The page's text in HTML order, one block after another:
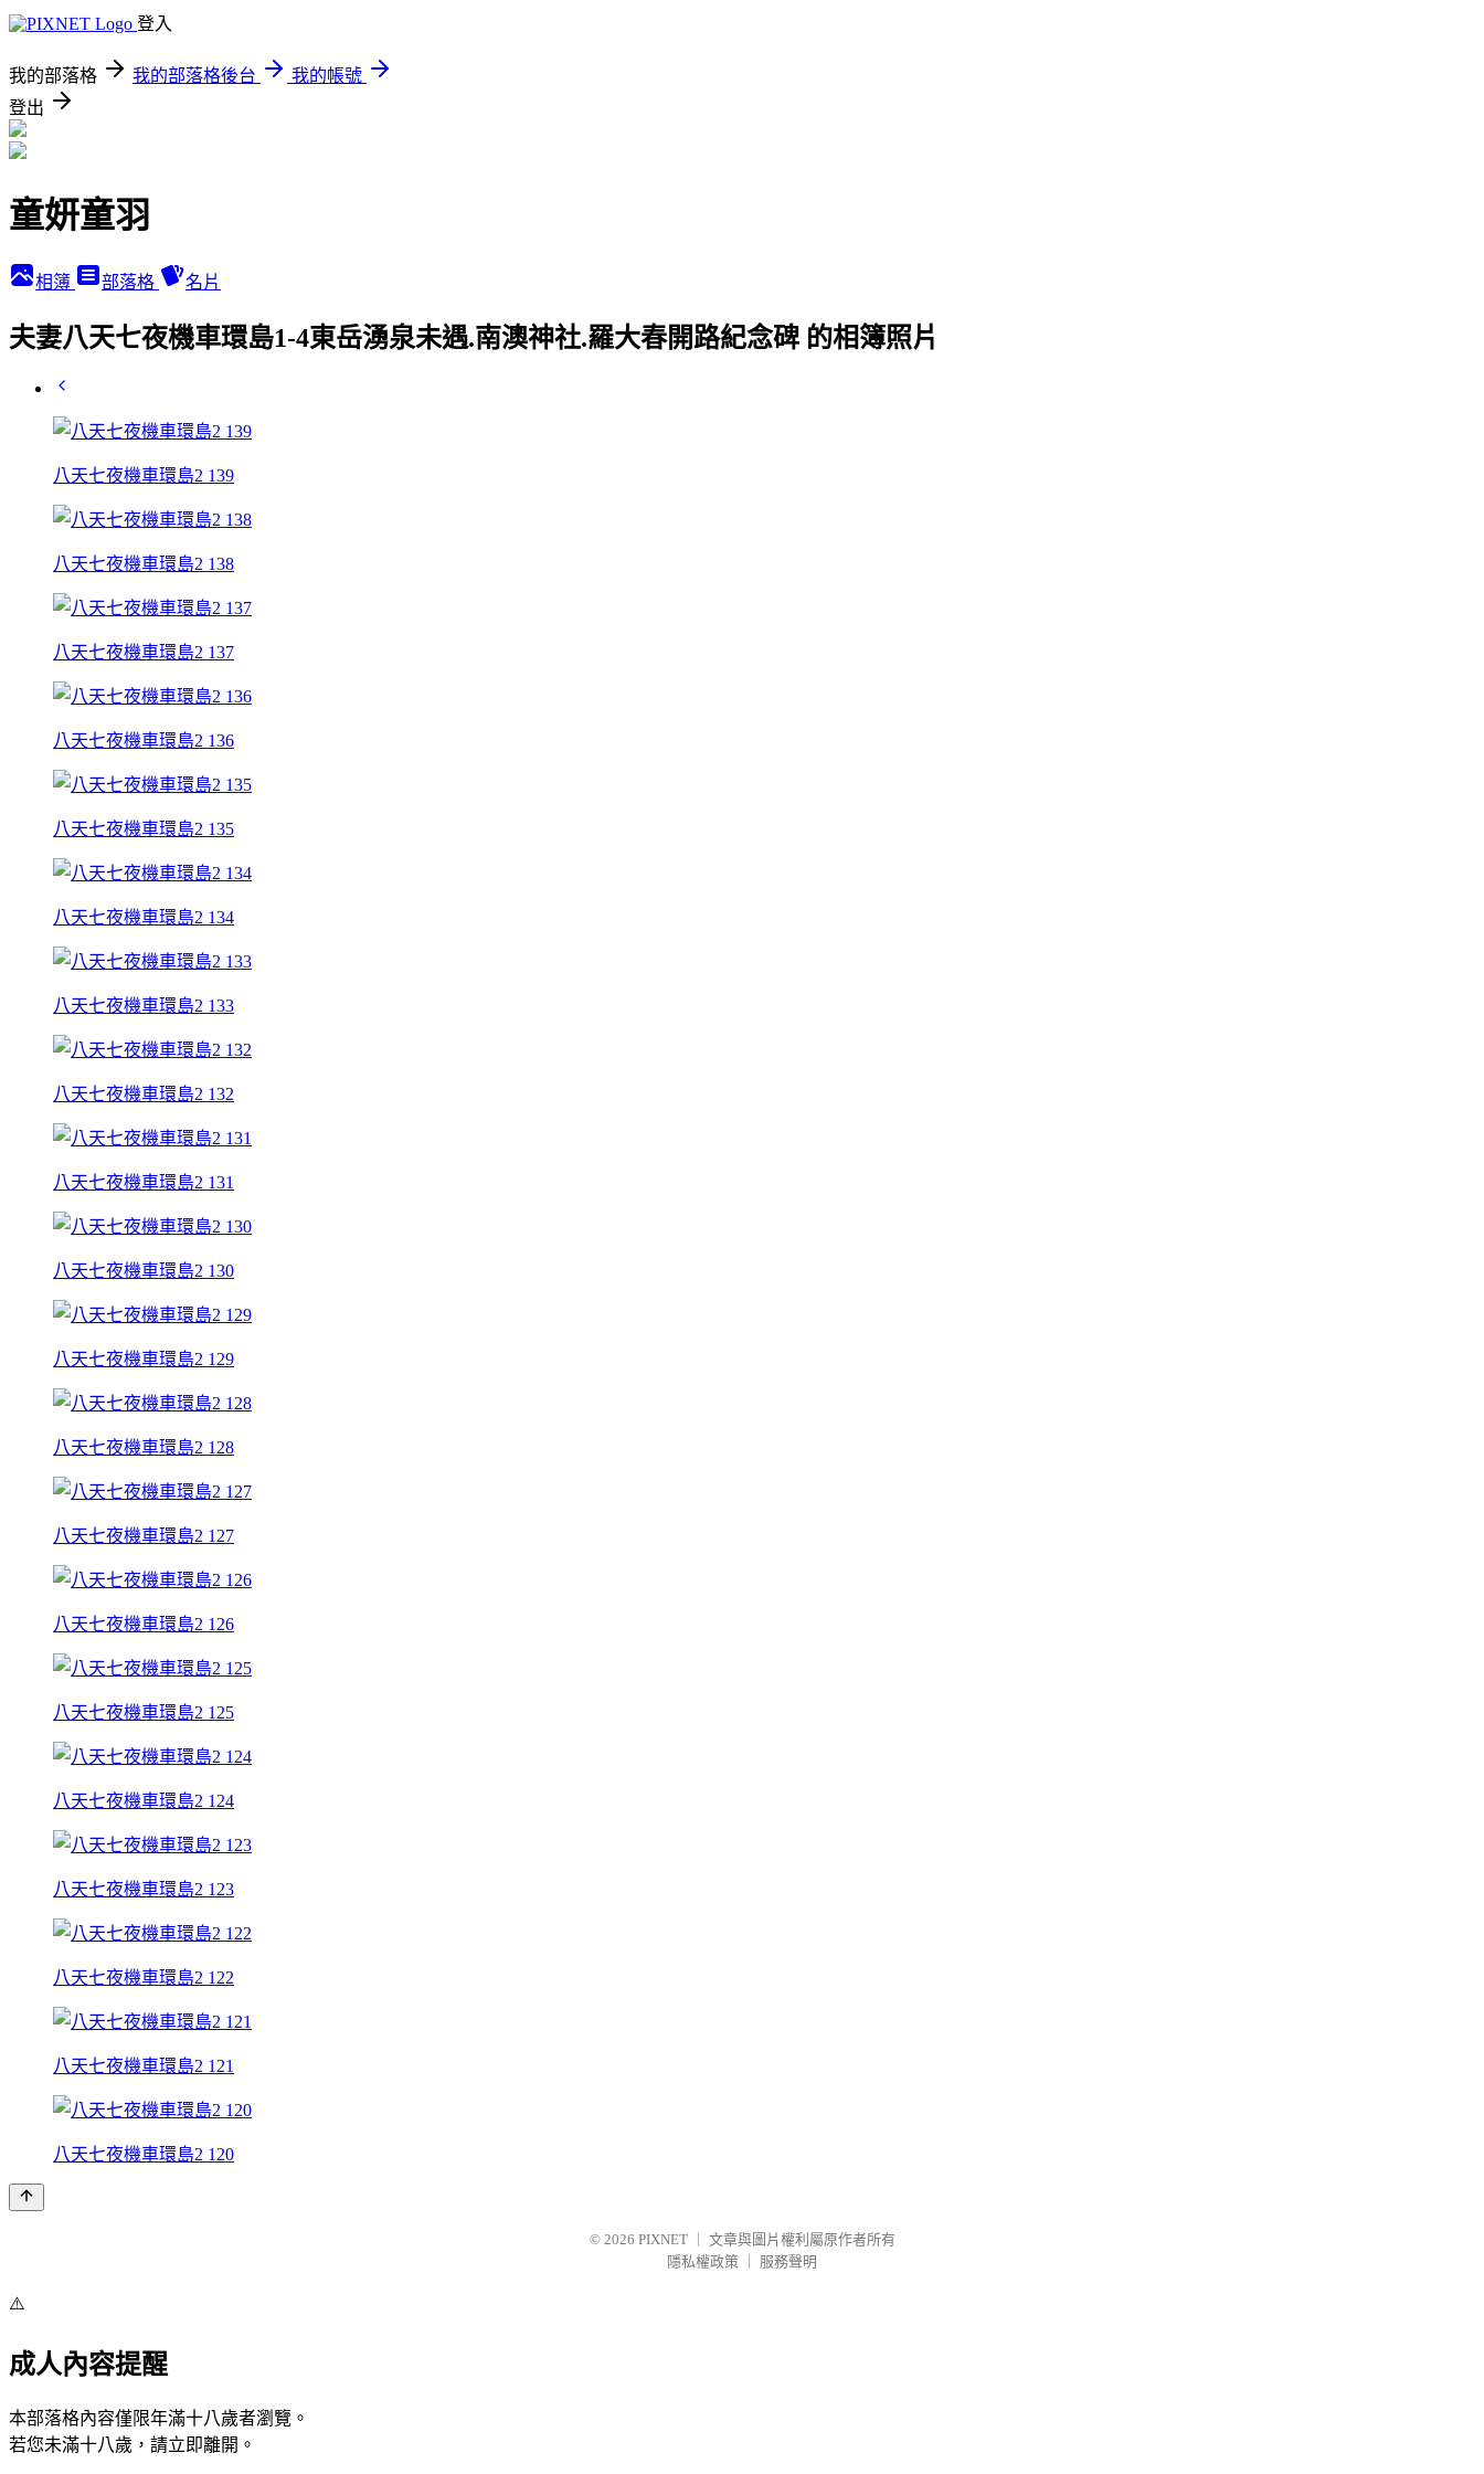
登入
我的部落格 我的部落格後台
我的帳號
登出
童妍童羽
相簿 部落格 名片
夫妻八天七夜機車環島1-4東岳湧泉未遇.南澳神社.羅大春開路紀念碑 的相簿照片
八天七夜機車環島2 139
八天七夜機車環島2 138
八天七夜機車環島2 137
八天七夜機車環島2 136
八天七夜機車環島2 135
八天七夜機車環島2 134
八天七夜機車環島2 133
八天七夜機車環島2 132
八天七夜機車環島2 131
八天七夜機車環島2 130
八天七夜機車環島2 129
八天七夜機車環島2 128
八天七夜機車環島2 127
八天七夜機車環島2 126
八天七夜機車環島2 125
八天七夜機車環島2 124
八天七夜機車環島2 123
八天七夜機車環島2 122
八天七夜機車環島2 121
八天七夜機車環島2 120
© 2026 PIXNET
文章與圖片權利屬原作者所有
隱私權政策
服務聲明
⚠️
成人內容提醒
本部落格內容僅限年滿十八歲者瀏覽。
若您未滿十八歲，請立即離開。